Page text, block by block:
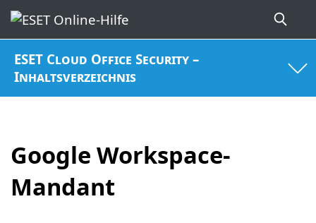
ESET Cloud Office Security –
Inhaltsverzeichnis
Google Workspace-
Mandant